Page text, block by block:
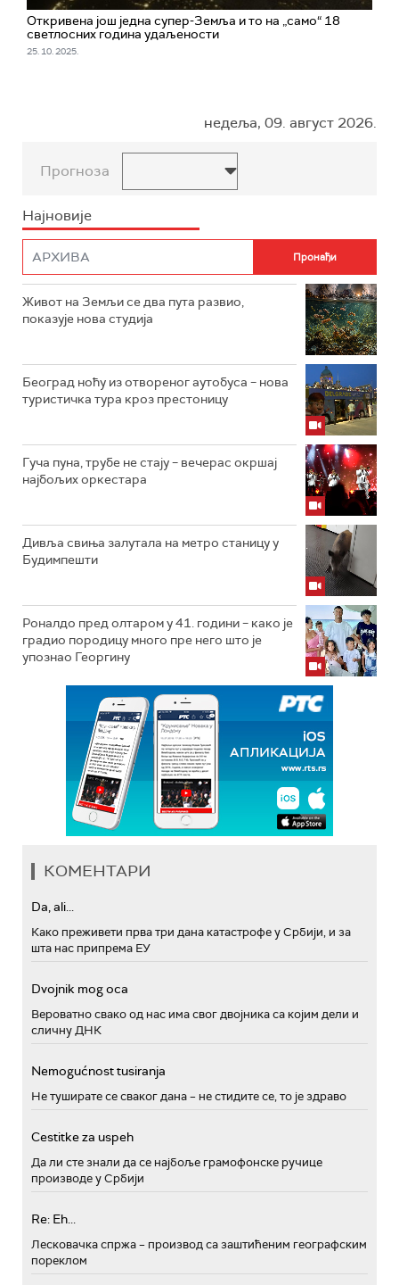
Откривена још једна супер-Земља и то на „само“ 18
светлосних година удаљености
25. 10. 2025.
недеља, 09. август 2026.
Прогноза
Најновије
Живот на Земљи се два пута развио,
показује нова студија
Београд ноћу из отвореног аутобуса – нова
туристичка тура кроз престоницу
Гуча пуна, трубе не стају – вечерас окршај
најбољих оркестара
Дивља свиња залутала на метро станицу у
Будимпешти
Роналдо пред олтаром у 41. години – како је
градио породицу много пре него што је
упознао Георгину
КОМЕНТАРИ
Da, ali...
Како преживети прва три дана катастрофе у Србији, и за
шта нас припрема ЕУ
Dvojnik mog oca
Вероватно свако од нас има свог двојника са којим дели и
сличну ДНК
Nemogućnost tusiranja
Не туширате се сваког дана – не стидите се, то је здраво
Cestitke za uspeh
Да ли сте знали да се најбоље грамофонске ручице
производе у Србији
Re: Eh...
Лесковачка спржа – производ са заштићеним географским
пореклом